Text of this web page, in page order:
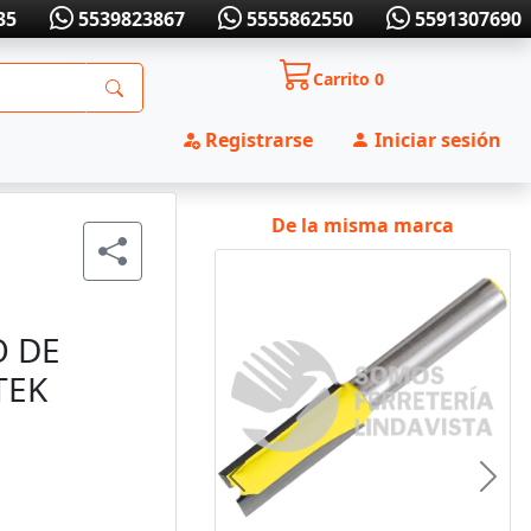
5539823867 5555862550 5591307690
Carrito0
Registrarse Iniciar sesión
DE
De la misma marca
Anterior